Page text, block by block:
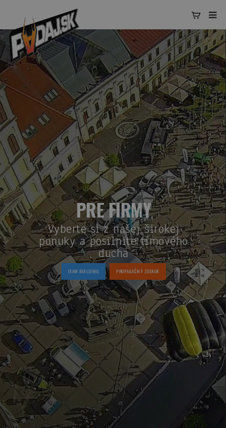
PRE FIRMY
Vyberte si z našej širokej
ponuky a posilnite tímového
ducha
TEAM BUILDING PROPAGAČNÝ ZOSKOK